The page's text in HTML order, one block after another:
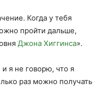
Когда у тебя
пройти дальше,
Джона Хиггинса».
я не говорю, что я
раз можно получать